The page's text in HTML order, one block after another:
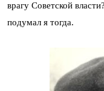
врагу Советской
подумал я тогда.